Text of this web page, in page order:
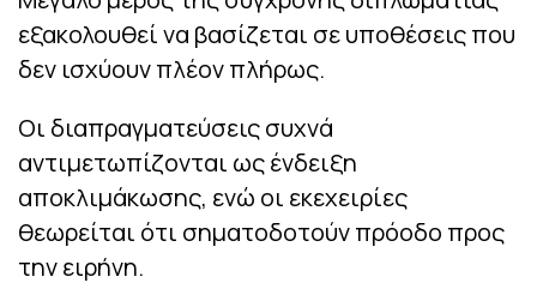
εξακολουθεί να βασίζεται σε υποθέσεις που
δεν ισχύουν πλέον πλήρως.
Οι διαπραγματεύσεις συχνά
αντιμετωπίζονται ως ένδειξη
αποκλιμάκωσης, ενώ οι εκεχειρίες
θεωρείται ότι σηματοδοτούν πρόοδο προς
την ειρήνη.